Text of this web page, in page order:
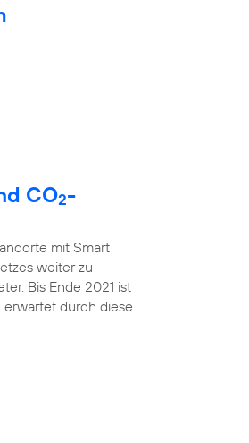
CO2-
mit Smart
weiter zu
Bis Ende 2021 ist
durch diese